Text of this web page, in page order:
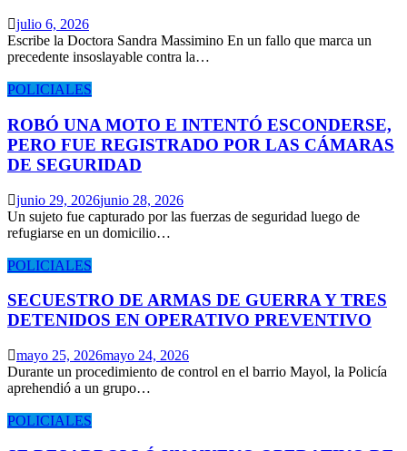
julio 6, 2026
Escribe la Doctora Sandra Massimino En un fallo que marca un
precedente insoslayable contra la…
POLICIALES
ROBÓ UNA MOTO E INTENTÓ ESCONDERSE,
PERO FUE REGISTRADO POR LAS CÁMARAS
DE SEGURIDAD
junio 29, 2026junio 28, 2026
Un sujeto fue capturado por las fuerzas de seguridad luego de
refugiarse en un domicilio…
POLICIALES
SECUESTRO DE ARMAS DE GUERRA Y TRES
DETENIDOS EN OPERATIVO PREVENTIVO
mayo 25, 2026mayo 24, 2026
Durante un procedimiento de control en el barrio Mayol, la Policía
aprehendió a un grupo…
POLICIALES